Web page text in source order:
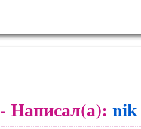
- Написал(а): nik